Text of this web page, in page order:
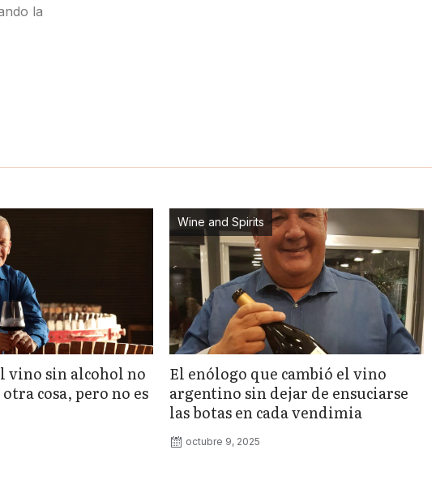
la
vino sin alcohol no
cosa, pero no es
Wine and Spirits
El enólogo que cambió el vino
argentino sin dejar de ensuciarse
las botas en cada vendimia
octubre 9, 2025